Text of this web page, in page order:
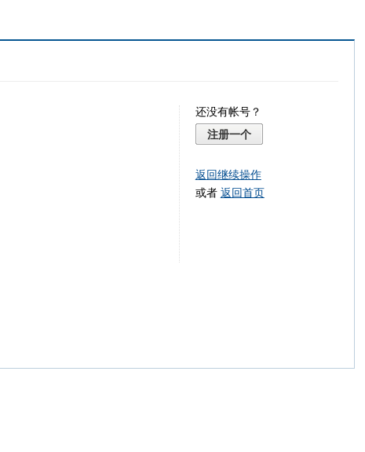
还没有帐号？
注册一个
返回继续操作
或者 返回首页